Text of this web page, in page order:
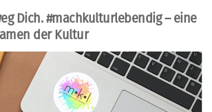
Dich. #machkulturlebendig – eine
der Kultur